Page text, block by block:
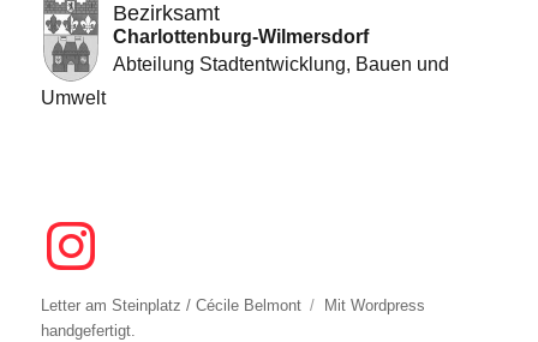
Bezirksamt
Charlottenburg-Wilmersdorf
Abteilung Stadtentwicklung, Bauen und
Umwelt
Letter am Steinplatz / Cécile Belmont MitWordpress
handgefertigt.